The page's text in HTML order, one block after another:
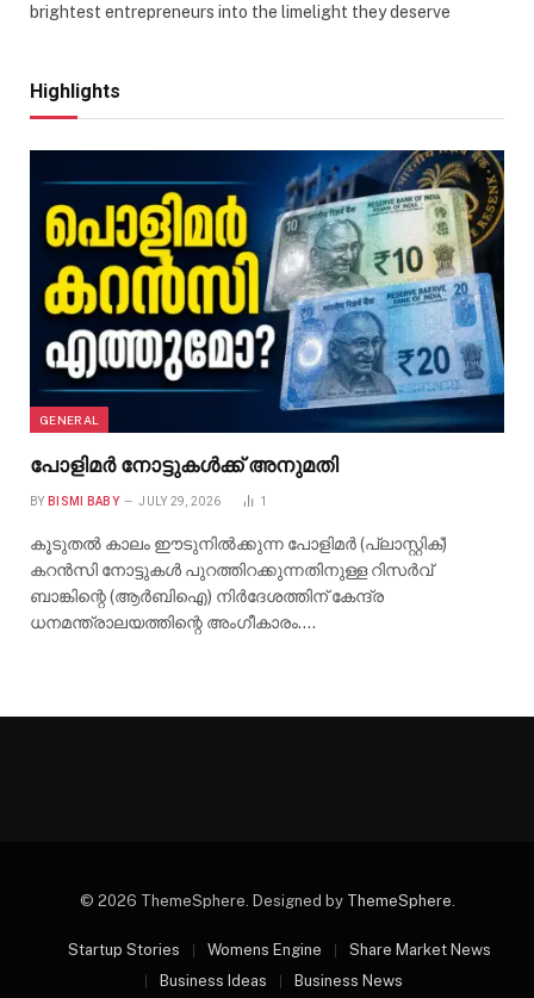
brightest entrepreneurs into the limelight they deserve
Highlights
GENERAL
പോളിമർ നോട്ടുകൾക്ക് അനുമതി
BY BISMI BABY JULY 29, 2026 1
കൂടുതൽ കാലം ഈടുനിൽക്കുന്ന പോളിമർ (പ്ലാസ്റ്റിക്)
കറൻസി നോട്ടുകൾ പുറത്തിറക്കുന്നതിനുള്ള റിസർവ്
ബാങ്കിന്റെ (ആർബിഐ) നിർദേശത്തിന് കേന്ദ്ര
ധനമന്ത്രാലയത്തിന്റെ അംഗീകാരം.…
© 2026 ThemeSphere. Designed by ThemeSphere
Startup Stories Womens Engine
Share Market News
Business Ideas
Business News